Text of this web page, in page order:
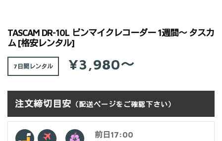
TASCAM DR-10L ピンマイクレコーダー 1週間～ タスカ
ム [格安レンタル]
7日間 ¥3,980～
注文締切目安 （配送ページをご確認下さい）
前日17:00